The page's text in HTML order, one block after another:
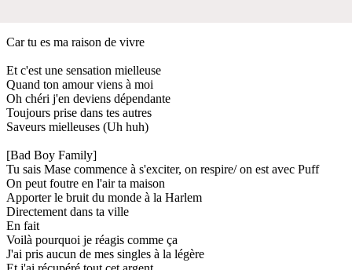
Car tu es ma raison de vivre
Et c'est une sensation mielleuse
Quand ton amour viens à moi
Oh chéri j'en deviens dépendante
Toujours prise dans tes autres
Saveurs mielleuses (Uh huh)
[Bad Boy Family]
Tu sais Mase commence à s'exciter, on respire/ on est avec Puff
On peut foutre en l'air ta maison
Apporter le bruit du monde à la Harlem
Directement dans ta ville
En fait
Voilà pourquoi je réagis comme ça
J'ai pris aucun de mes singles à la légère